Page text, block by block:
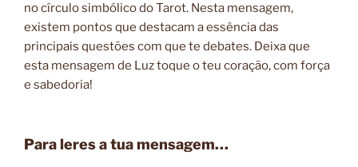
no círculo simbólico do Tarot. Nesta mensagem,
existem pontos que destacam a essência das
principais questões com que te debates. Deixa que
esta mensagem de Luz toque o teu coração, com força
e sabedoria!
Para leres a tua mensagem…